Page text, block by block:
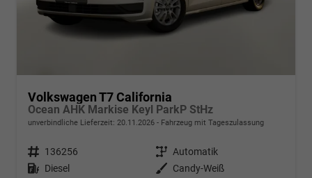
Volkswagen T7 California
Ocean AHK Markise Keyl ParkP StHz
unverbindliche Lieferzeit: 20.11.2026 Fahrzeug mit Tageszulassung
Fahrzeugnr. 136256 Getriebe Automatik
Kraftstoff Diesel Außenfarbe Candy-Weiß